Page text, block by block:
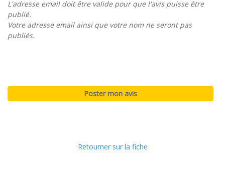
L'adresse email doit être valide pour que l'avis puisse être
publié.
Votre adresse email ainsi que votre nom ne seront pas
publiés.
Retourner sur la fiche